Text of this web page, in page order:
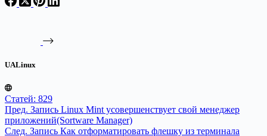
UALinux
Статей: 829
Пред. Запись Linux Mint усовершенствует свой менеджер
приложений(Sortware Manager)
След. Запись Как отформатировать флешку из терминала